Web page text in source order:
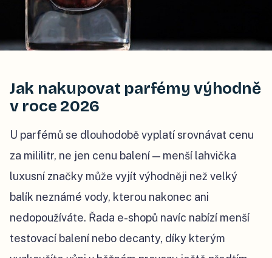
Jak nakupovat parfémy výhodně
v roce 2026
U parfémů se dlouhodobě vyplatí srovnávat cenu
za mililitr, ne jen cenu balení — menší lahvička
luxusní značky může vyjít výhodněji než velký
balík neznámé vody, kterou nakonec ani
nedopoužíváte. Řada e-shopů navíc nabízí menší
testovací balení nebo decanty, díky kterým